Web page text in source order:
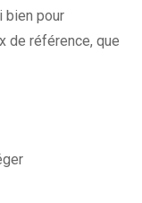
bien pour
de référence, que